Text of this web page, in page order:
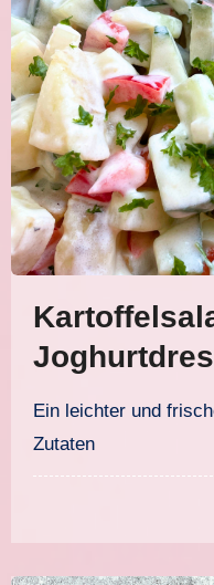
Ein leichter und frischer Kartoffelsalat mit frischen
Zutaten